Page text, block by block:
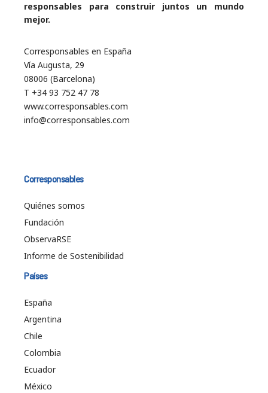
responsables para construir juntos un mundo
mejor.
Corresponsables en España
Vía Augusta, 29
08006 (Barcelona)
T +34 93 752 47 78
www.corresponsables.com
info@corresponsables.com
Corresponsables
Quiénes somos
Fundación
ObservaRSE
Informe de Sostenibilidad
Países
España
Argentina
Chile
Colombia
Ecuador
México